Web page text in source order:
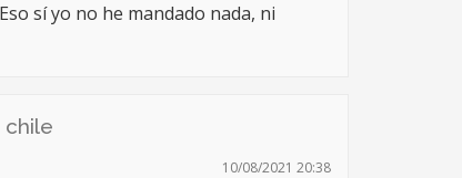
sí yo no he mandado nada, ni
chile
10/08/2021 20:38